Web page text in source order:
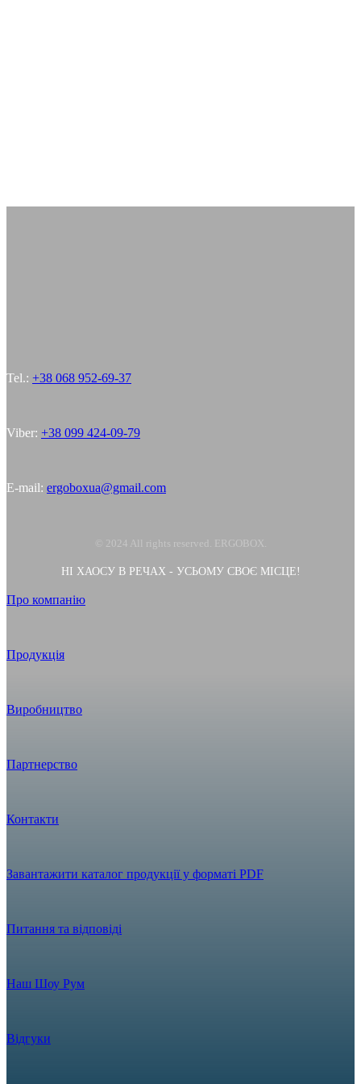
Tel.: +38 068 952-69-37
Viber: +38 099 424-09-79
E-mail: ergoboxua@gmail.com
© 2024 All rights reserved. ERGOBOX.
НІ ХАОСУ В РЕЧАХ - УСЬОМУ СВОЄ МІСЦЕ!
Про компанію
Продукція
Виробництво
Партнерство
Контакти
Завантажити каталог продукції у форматі PDF
Питання та відповіді
Наш Шоу Рум
Відгуки